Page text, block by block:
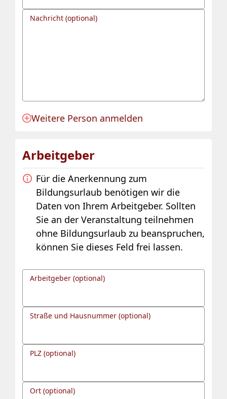
Nachricht (optional)
Anmeldung für eine Person angelegt.
Weitere Person anmelden
Arbeitgeber
Für die Anerkennung zum
Bildungsurlaub benötigen wir die
Daten von Ihrem Arbeitgeber. Sollten
Sie an der Veranstaltung teilnehmen
ohne Bildungsurlaub zu beanspruchen,
können Sie dieses Feld frei lassen.
Arbeitgeber (optional)
Straße und Hausnummer (optional)
PLZ (optional)
Ort (optional)